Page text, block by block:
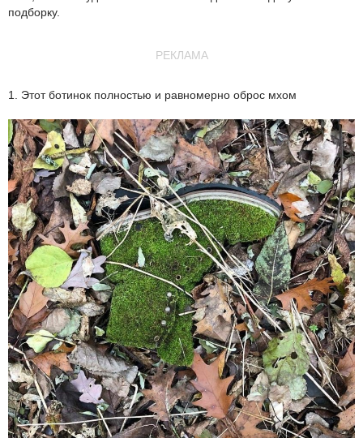
подборку.
РЕКЛАМА
1. Этот ботинок полностью и равномерно оброс мхом